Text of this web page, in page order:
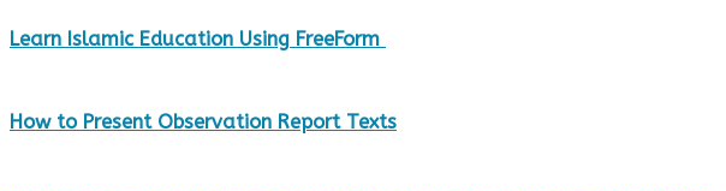
Learn Islamic Education Using FreeForm
How to Present Observation Report Texts